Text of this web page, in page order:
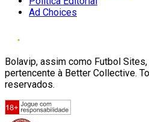
Ad Choices
Bolavip, assim como Futbol
pertencente à Better Collective.
reservados.